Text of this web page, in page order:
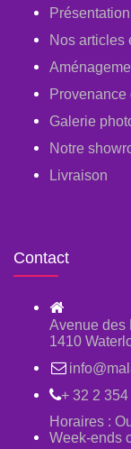
Présentation
Nos articles
Galerie
Notre
Livraison
Contact
Avenue des
1410
+ 32 2
Horaires :
Week-ends